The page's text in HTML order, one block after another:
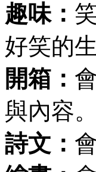
趣味：
好笑的
開箱：
與內容。
詩文：